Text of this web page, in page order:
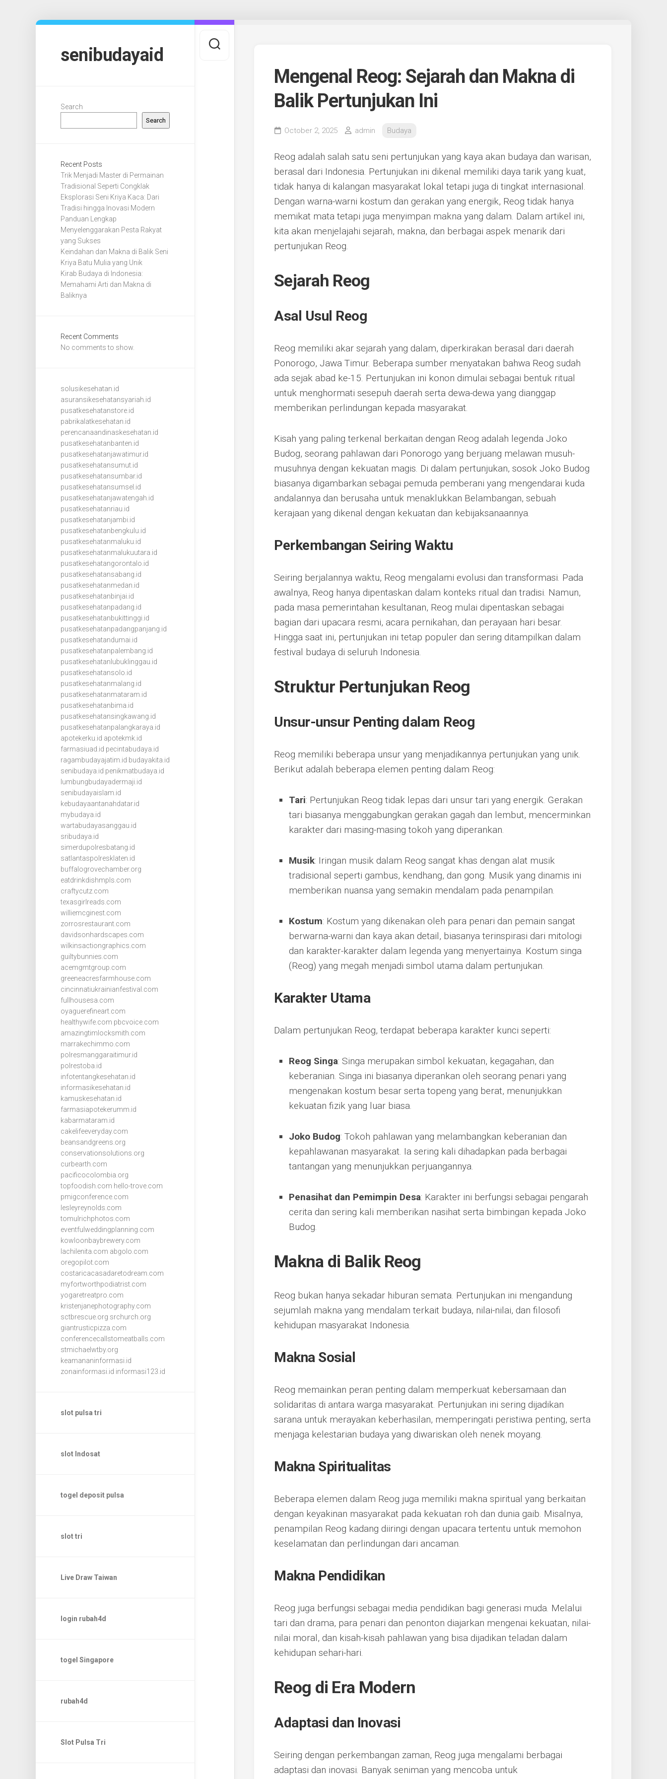
senibudayaid
Search
Search
Recent Posts
Trik Menjadi Master di Permainan
Tradisional Seperti Congklak
Eksplorasi Seni Kriya Kaca: Dari
Tradisi hingga Inovasi Modern
Panduan Lengkap
Menyelenggarakan Pesta Rakyat
yang Sukses
Keindahan dan Makna di Balik Seni
Kriya Batu Mulia yang Unik
Kirab Budaya di Indonesia:
Memahami Arti dan Makna di
Baliknya
Recent Comments
No comments to show.
solusikesehatan.id
asuransikesehatansyariah.id
pusatkesehatanstore.id
pabrikalatkesehatan.id
perencanaandinaskesehatan.id
pusatkesehatanbanten.id
pusatkesehatanjawatimur.id
pusatkesehatansumut.id
pusatkesehatansumbar.id
pusatkesehatansumsel.id
pusatkesehatanjawatengah.id
pusatkesehatanriau.id
pusatkesehatanjambi.id
pusatkesehatanbengkulu.id
pusatkesehatanmaluku.id
pusatkesehatanmalukuutara.id
pusatkesehatangorontalo.id
pusatkesehatansabang.id
pusatkesehatanmedan.id
pusatkesehatanbinjai.id
pusatkesehatanpadang.id
pusatkesehatanbukittinggi.id
pusatkesehatanpadangpanjang.id
pusatkesehatandumai.id
pusatkesehatanpalembang.id
pusatkesehatanlubuklinggau.id
pusatkesehatansolo.id
pusatkesehatanmalang.id
pusatkesehatanmataram.id
pusatkesehatanbima.id
pusatkesehatansingkawang.id
pusatkesehatanpalangkaraya.id
apotekerku.id apotekmk.id
farmasiuad.id pecintabudaya.id
ragambudayajatim.id budayakita.id
senibudaya.id penikmatbudaya.id
lumbungbudayadermaji.id
senibudayaislam.id
kebudayaantanahdatar.id
mybudaya.id
wartabudayasanggau.id
sribudaya.id
simerdupolresbatang.id
satlantaspolresklaten.id
buffalogrovechamber.org
eatdrinkdishmpls.com
craftycutz.com
texasgirlreads.com
williemcginest.com
zorrosrestaurant.com
davidsonhardscapes.com
wilkinsactiongraphics.com
guiltybunnies.com
acemgmtgroup.com
greeneacresfarmhouse.com
cincinnatiukrainianfestival.com
fullhousesa.com
oyaguerefineart.com
healthywife.com pbcvoice.com
amazingtimlocksmith.com
marrakechimmo.com
polresmanggaraitimur.id
polrestoba.id
infotentangkesehatan.id
informasikesehatan.id
kamuskesehatan.id
farmasiapotekerumm.id
kabarmataram.id
cakelifeeveryday.com
beansandgreens.org
conservationsolutions.org
curbearth.com
pacificocolombia.org
topfoodish.com hello-trove.com
pmigconference.com
lesleyreynolds.com
tomulrichphotos.com
eventfulweddingplanning.com
kowloonbaybrewery.com
lachilenita.com abgolo.com
oregopilot.com
costaricacasadaretodream.com
myfortworthpodiatrist.com
yogaretreatpro.com
kristenjanephotography.com
sctbrescue.org srchurch.org
giantrusticpizza.com
conferencecallstomeatballs.com
stmichaelwtby.org
keamananinformasi.id
zonainformasi.id informasi123.id
slot pulsa tri
slot Indosat
togel deposit pulsa
slot tri
Live Draw Taiwan
login rubah4d
togel Singapore
rubah4d
Slot Pulsa Tri
Mengenal Reog: Sejarah dan Makna di
Balik Pertunjukan Ini
October 2, 2025 admin Budaya
Reog adalah salah satu seni pertunjukan yang kaya akan budaya dan warisan,
berasal dari Indonesia. Pertunjukan ini dikenal memiliki daya tarik yang kuat,
tidak hanya di kalangan masyarakat lokal tetapi juga di tingkat internasional.
Dengan warna-warni kostum dan gerakan yang energik, Reog tidak hanya
memikat mata tetapi juga menyimpan makna yang dalam. Dalam artikel ini,
kita akan menjelajahi sejarah, makna, dan berbagai aspek menarik dari
pertunjukan Reog.
Sejarah Reog
Asal Usul Reog
Reog memiliki akar sejarah yang dalam, diperkirakan berasal dari daerah
Ponorogo, Jawa Timur. Beberapa sumber menyatakan bahwa Reog sudah
ada sejak abad ke-15. Pertunjukan ini konon dimulai sebagai bentuk ritual
untuk menghormati sesepuh daerah serta dewa-dewa yang dianggap
memberikan perlindungan kepada masyarakat.
Kisah yang paling terkenal berkaitan dengan Reog adalah legenda Joko
Budog, seorang pahlawan dari Ponorogo yang berjuang melawan musuh-
musuhnya dengan kekuatan magis. Di dalam pertunjukan, sosok Joko Budog
biasanya digambarkan sebagai pemuda pemberani yang mengendarai kuda
andalannya dan berusaha untuk menaklukkan Belambangan, sebuah
kerajaan yang dikenal dengan kekuatan dan kebijaksanaannya.
Perkembangan Seiring Waktu
Seiring berjalannya waktu, Reog mengalami evolusi dan transformasi. Pada
awalnya, Reog hanya dipentaskan dalam konteks ritual dan tradisi. Namun,
pada masa pemerintahan kesultanan, Reog mulai dipentaskan sebagai
bagian dari upacara resmi, acara pernikahan, dan perayaan hari besar.
Hingga saat ini, pertunjukan ini tetap populer dan sering ditampilkan dalam
festival budaya di seluruh Indonesia.
Struktur Pertunjukan Reog
Unsur-unsur Penting dalam Reog
Reog memiliki beberapa unsur yang menjadikannya pertunjukan yang unik.
Berikut adalah beberapa elemen penting dalam Reog:
Tari: Pertunjukan Reog tidak lepas dari unsur tari yang energik. Gerakan
tari biasanya menggabungkan gerakan gagah dan lembut, mencerminkan
karakter dari masing-masing tokoh yang diperankan.
Musik: Iringan musik dalam Reog sangat khas dengan alat musik
tradisional seperti gambus, kendhang, dan gong. Musik yang dinamis ini
memberikan nuansa yang semakin mendalam pada penampilan.
Kostum: Kostum yang dikenakan oleh para penari dan pemain sangat
berwarna-warni dan kaya akan detail, biasanya terinspirasi dari mitologi
dan karakter-karakter dalam legenda yang menyertainya. Kostum singa
(Reog) yang megah menjadi simbol utama dalam pertunjukan.
Karakter Utama
Dalam pertunjukan Reog, terdapat beberapa karakter kunci seperti:
Reog Singa: Singa merupakan simbol kekuatan, kegagahan, dan
keberanian. Singa ini biasanya diperankan oleh seorang penari yang
mengenakan kostum besar serta topeng yang berat, menunjukkan
kekuatan fizik yang luar biasa.
Joko Budog: Tokoh pahlawan yang melambangkan keberanian dan
kepahlawanan masyarakat. Ia sering kali dihadapkan pada berbagai
tantangan yang menunjukkan perjuangannya.
Penasihat dan Pemimpin Desa: Karakter ini berfungsi sebagai pengarah
cerita dan sering kali memberikan nasihat serta bimbingan kepada Joko
Budog.
Makna di Balik Reog
Reog bukan hanya sekadar hiburan semata. Pertunjukan ini mengandung
sejumlah makna yang mendalam terkait budaya, nilai-nilai, dan filosofi
kehidupan masyarakat Indonesia.
Makna Sosial
Reog memainkan peran penting dalam memperkuat kebersamaan dan
solidaritas di antara warga masyarakat. Pertunjukan ini sering dijadikan
sarana untuk merayakan keberhasilan, memperingati peristiwa penting, serta
menjaga kelestarian budaya yang diwariskan oleh nenek moyang.
Makna Spiritualitas
Beberapa elemen dalam Reog juga memiliki makna spiritual yang berkaitan
dengan keyakinan masyarakat pada kekuatan roh dan dunia gaib. Misalnya,
penampilan Reog kadang diiringi dengan upacara tertentu untuk memohon
keselamatan dan perlindungan dari ancaman.
Makna Pendidikan
Reog juga berfungsi sebagai media pendidikan bagi generasi muda. Melalui
tari dan drama, para penari dan penonton diajarkan mengenai kekuatan, nilai-
nilai moral, dan kisah-kisah pahlawan yang bisa dijadikan teladan dalam
kehidupan sehari-hari.
Reog di Era Modern
Adaptasi dan Inovasi
Seiring dengan perkembangan zaman, Reog juga mengalami berbagai
adaptasi dan inovasi. Banyak seniman yang mencoba untuk